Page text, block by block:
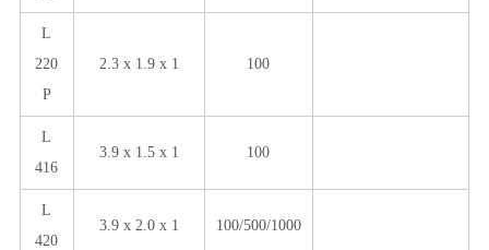
L
220
P
2.3 x 1.9 x 1 100
L
416
3.9 x 1.5 x 1 100
L
420
3.9 x 2.0 x 1 100/500/1000